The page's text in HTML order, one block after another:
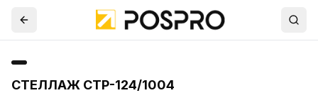
СТЕЛЛАЖ СТР-124/1004